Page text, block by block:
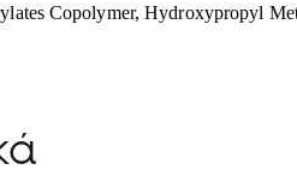
Copolymer, Hydroxypropyl